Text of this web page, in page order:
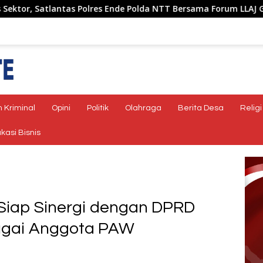
Polda NTT Bersama Forum LLAJ Gelar Rapat Koordinasi
Kriminal Opini Politik Olahraga Berita Desa Religi
Bisnis
Sinergi dengan DPRD
Anggota PAW